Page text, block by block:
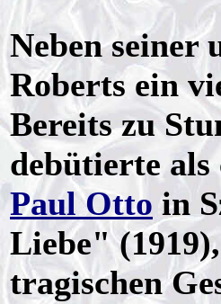
Neben seiner
Roberts ein
Bereits zu
debütierte
Paul Ottoin
Liebe"
tragischen